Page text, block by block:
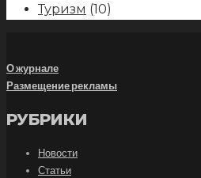
Туризм (10)
О журнале
Размещение рекламы
РУБРИКИ
Новости
Статьи